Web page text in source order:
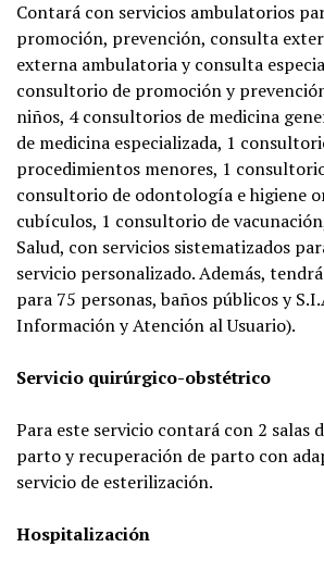
Contará con servicios ambulatorios
promoción, prevención, consulta
externa ambulatoria y consulta
consultorio de promoción y
niños, 4 consultorios de medicina
de medicina especializada, 1
procedimientos menores, 1
consultorio de odontología e higiene
cubículos, 1 consultorio de
Salud, con servicios sistematizados
servicio personalizado. Además,
para 75 personas, baños públicos y
Información y Atención al Usuario).
Servicio quirúrgico-obstétrico
Para este servicio contará con 2 salas
parto y recuperación de parto con
servicio de esterilización.
Hospitalización